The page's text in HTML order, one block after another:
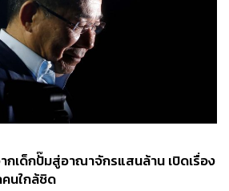
เด็กปั๊มสู่อาณาจักรแสนล้าน เปิดเรื่อง
นใกล้ชิด